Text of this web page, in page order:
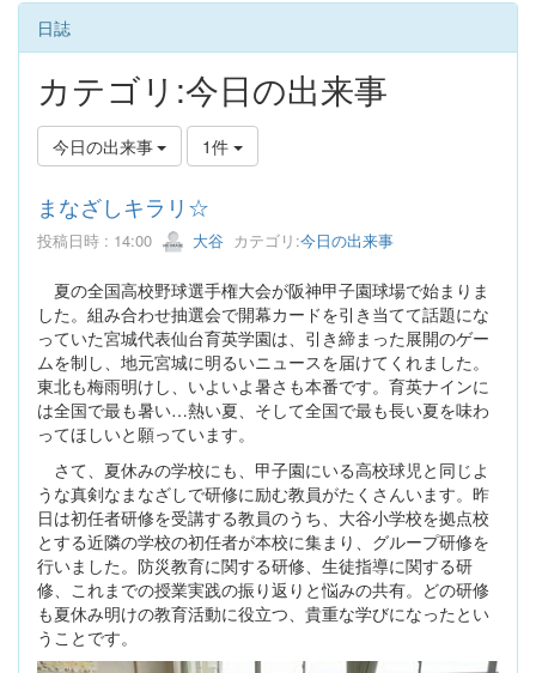
日誌
カテゴリ:今日の出来事
今日の出来事 1件
まなざしキラリ☆
投稿日時 : 14:00 大谷 カテゴリ:今日の出来事
夏の全国高校野球選手権大会が阪神甲子園球場で始まりま
した。組み合わせ抽選会で開幕カードを引き当てて話題にな
っていた宮城代表仙台育英学園は、引き締まった展開のゲー
ムを制し、地元宮城に明るいニュースを届けてくれました。
東北も梅雨明けし、いよいよ暑さも本番です。育英ナインに
は全国で最も暑い…熱い夏、そして全国で最も長い夏を味わ
ってほしいと願っています。
さて、夏休みの学校にも、甲子園にいる高校球児と同じよ
うな真剣なまなざしで研修に励む教員がたくさんいます。昨
日は初任者研修を受講する教員のうち、大谷小学校を拠点校
とする近隣の学校の初任者が本校に集まり、グループ研修を
行いました。防災教育に関する研修、生徒指導に関する研
修、これまでの授業実践の振り返りと悩みの共有。どの研修
も夏休み明けの教育活動に役立つ、貴重な学びになったとい
うことです。